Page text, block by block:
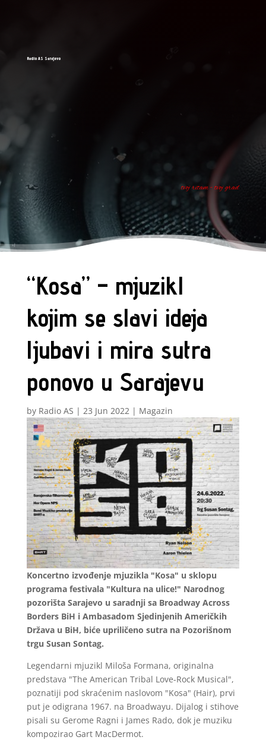
Radio AS Sarajevo
tvoj ritam - tvoj grad
“Kosa” – mjuzikl
kojim se slavi ideja
ljubavi i mira sutra
ponovo u Sarajevu
by Radio AS | 23 Jun 2022| Magazin
Koncertno izvođenje mjuzikla "Kosa" u sklopu
programa festivala "Kultura na ulice!" Narodnog
pozorišta Sarajevo u saradnji sa Broadway Across
Borders BiH i Ambasadom Sjedinjenih Američkih
Država u BiH, biće upriličeno sutra na Pozorišnom
trgu Susan Sontag.
Legendarni mjuzikl Miloša Formana, originalna
predstava "The American Tribal Love-Rock Musical",
poznatiji pod skraćenim naslovom "Kosa" (Hair), prvi
put je odigrana 1967. na Broadwayu. Dijalog i stihove
pisali su Gerome Ragni i James Rado, dok je muziku
kompozirao Gart MacDermot.